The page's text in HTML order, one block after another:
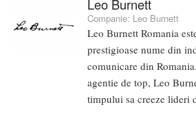
Leo Burnett
Companie: Leo Burnett
Leo Burnett Romania
prestigioase nume din
comunicare din
agentie de top, Leo
timpului sa creeze lideri